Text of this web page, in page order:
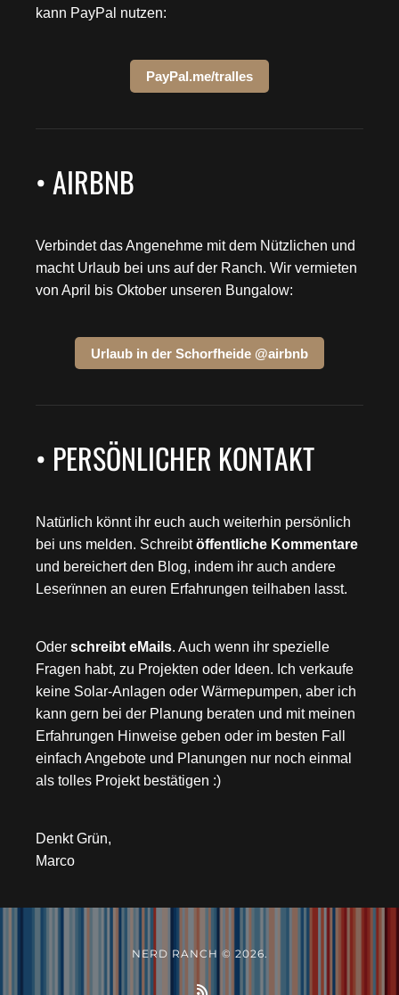
kann PayPal nutzen:
PayPal.me/tralles
• AIRBNB
Verbindet das Angenehme mit dem Nützlichen und
macht Urlaub bei uns auf der Ranch. Wir vermieten
von April bis Oktober unseren Bungalow:
Urlaub in der Schorfheide @airbnb
• PERSÖNLICHER KONTAKT
Natürlich könnt ihr euch auch weiterhin persönlich
bei uns melden. Schreibtöffentliche Kommentare
und bereichert den Blog, indem ihr auch andere
Leserïnnen an euren Erfahrungen teilhaben lasst.
Oder schreibt eMails. Auch wenn ihr spezielle
Fragen habt, zu Projekten oder Ideen. Ich verkaufe
keine Solar-Anlagen oder Wärmepumpen, aber ich
kann gern bei der Planung beraten und mit meinen
Erfahrungen Hinweise geben oder im besten Fall
einfach Angebote und Planungen nur noch einmal
als tolles Projekt bestätigen :)
Denkt Grün,
Marco
NERD RANCH © 2026.